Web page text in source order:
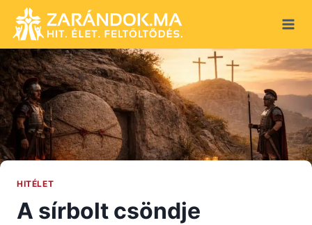
content
HITÉLET
A sírbolt csöndje